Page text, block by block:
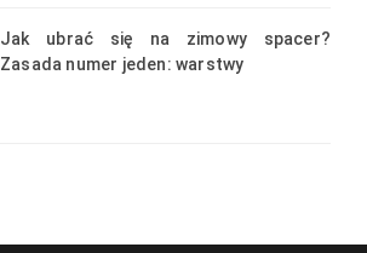
Jak ubrać się na zimowy spacer?
Zasada numer jeden: warstwy